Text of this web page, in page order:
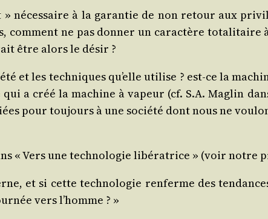
néces­saire à la garan­tie de non retour aux
com­ment ne pas don­ner un carac­tère tota­li­taire
être alors le désir ?
et les tech­niques qu’elle uti­lise ? est-ce la
a créé la machine à vapeur (cf. S.A. Maglin
pour tou­jours à une socié­té dont nous ne
« Vers une tech­no­lo­gie libé­ra­trice » (voir notre
et si cette tech­no­lo­gie ren­ferme des
vers l’homme ? »